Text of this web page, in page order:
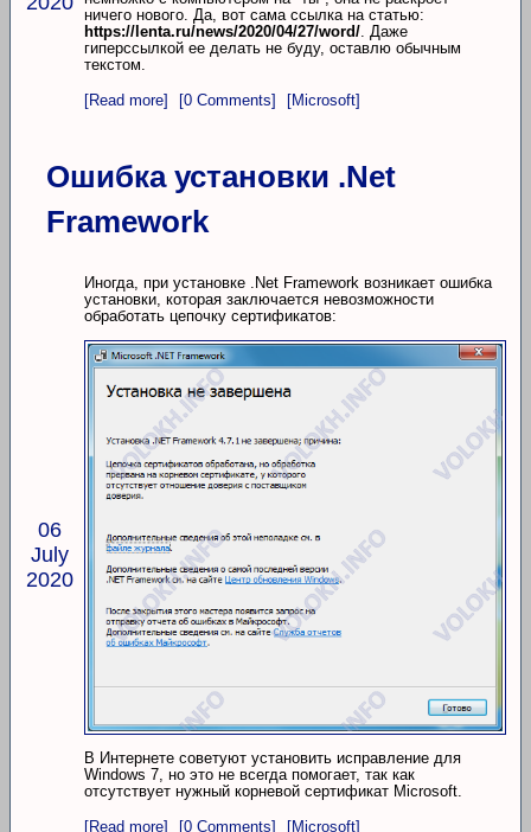
ничего нового. Да, вот сама ссылка на статью:
https://lenta.ru/news/2020/04/27/word/. Даже
гиперссылкой ее делать не буду, оставлю обычным
текстом.
[Read more]
[0 Comments] [Microsoft]
Ошибка установки .Net
Framework
06
July
2020
Иногда, при установке .Net Framework возникает ошибка
установки, которая заключается невозможности
обработать цепочку сертификатов:
В Интернете советуют установить исправление для
Windows 7, но это не всегда помогает, так как
отсутствует нужный корневой сертификат Microsoft.
[Read more]
[0 Comments] [Microsoft]